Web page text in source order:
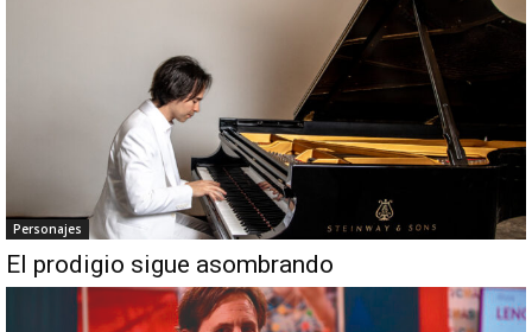
Personajes
El prodigio sigue asombrando